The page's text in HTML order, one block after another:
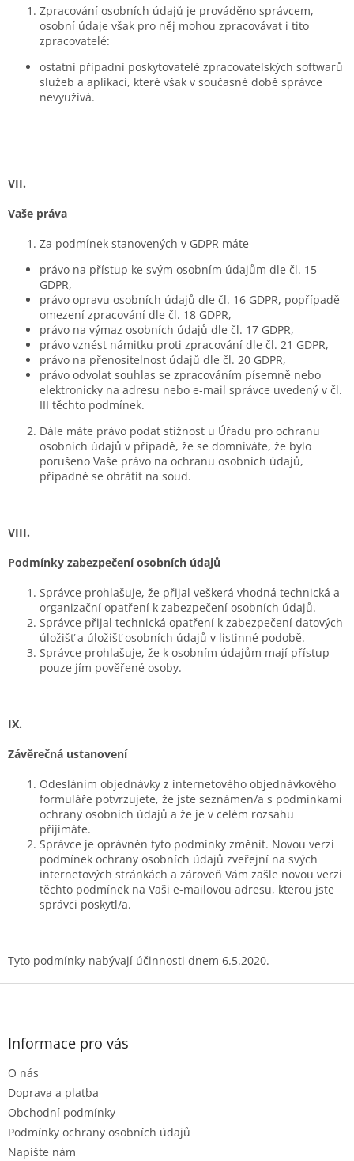
Zpracování osobních údajů je prováděno správcem,
osobní údaje však pro něj mohou zpracovávat i tito
zpracovatelé:
ostatní případní poskytovatelé zpracovatelských softwarů
služeb a aplikací, které však v současné době správce
nevyužívá.
VII.
Vaše práva
Za podmínek stanovených v GDPR máte
právo na přístup ke svým osobním údajům dle čl. 15
GDPR,
právo opravu osobních údajů dle čl. 16 GDPR, popřípadě
omezení zpracování dle čl. 18 GDPR,
právo na výmaz osobních údajů dle čl. 17 GDPR,
právo vznést námitku proti zpracování dle čl. 21 GDPR,
právo na přenositelnost údajů dle čl. 20 GDPR,
právo odvolat souhlas se zpracováním písemně nebo
elektronicky na adresu nebo e-mail správce uvedený v čl.
III těchto podmínek.
Dále máte právo podat stížnost u Úřadu pro ochranu
osobních údajů v případě, že se domníváte, že bylo
porušeno Vaše právo na ochranu osobních údajů,
případně se obrátit na soud.
VIII.
Podmínky zabezpečení osobních údajů
Správce prohlašuje, že přijal veškerá vhodná technická a
organizační opatření k zabezpečení osobních údajů.
Správce přijal technická opatření k zabezpečení datových
úložišť a úložišť osobních údajů v listinné podobě.
Správce prohlašuje, že k osobním údajům mají přístup
pouze jím pověřené osoby.
IX.
Závěrečná ustanovení
Odesláním objednávky z internetového objednávkového
formuláře potvrzujete, že jste seznámen/a s podmínkami
ochrany osobních údajů a že je v celém rozsahu
přijímáte.
Správce je oprávněn tyto podmínky změnit. Novou verzi
podmínek ochrany osobních údajů zveřejní na svých
internetových stránkách a zároveň Vám zašle novou verzi
těchto podmínek na Vaši e-mailovou adresu, kterou jste
správci poskytl/a.
Tyto podmínky nabývají účinnosti dnem 6.5.2020.
Z
Informace pro vás
O nás
Doprava a platba
Obchodní podmínky
Podmínky ochrany osobních údajů
Napište nám